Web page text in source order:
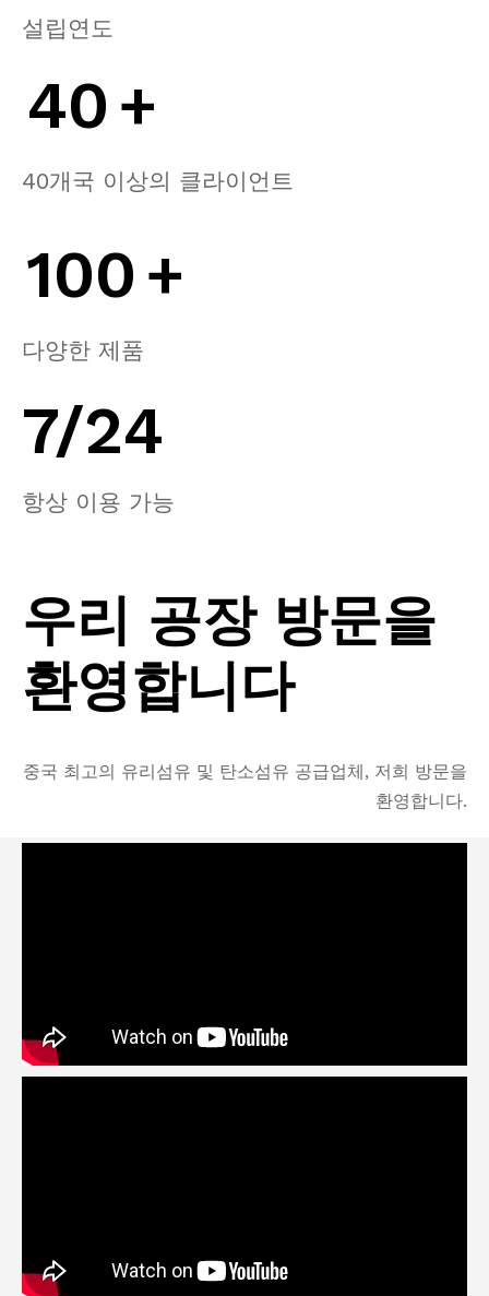
설립연도
40+
40개국 이상의 클라이언트
100+
다양한 제품
7/24
항상 이용 가능
우리 공장 방문을
환영합니다
중국 최고의 유리섬유 및 탄소섬유 공급업체, 저희 방문을
환영합니다.